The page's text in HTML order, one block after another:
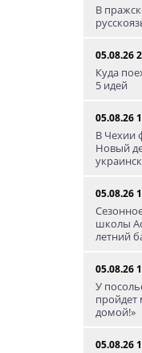
В
05.08.26
Куда
5 идей
05.08.26
В Чехии
Новый
05.08.26
школы
летний
05.08.26
У
пройдет
домой!»
05.08.26